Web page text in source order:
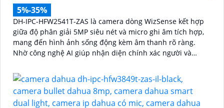
5%-35%
DH-IPC-HFW2541T-ZAS là camera dòng WizSense kết hợp
giữa độ phân giải 5MP siêu nét và micro ghi âm tích hợp,
mang đến hình ảnh sống động kèm âm thanh rõ ràng.
Nhờ công nghệ AI giúp nhận diện chính xác người và
ninh